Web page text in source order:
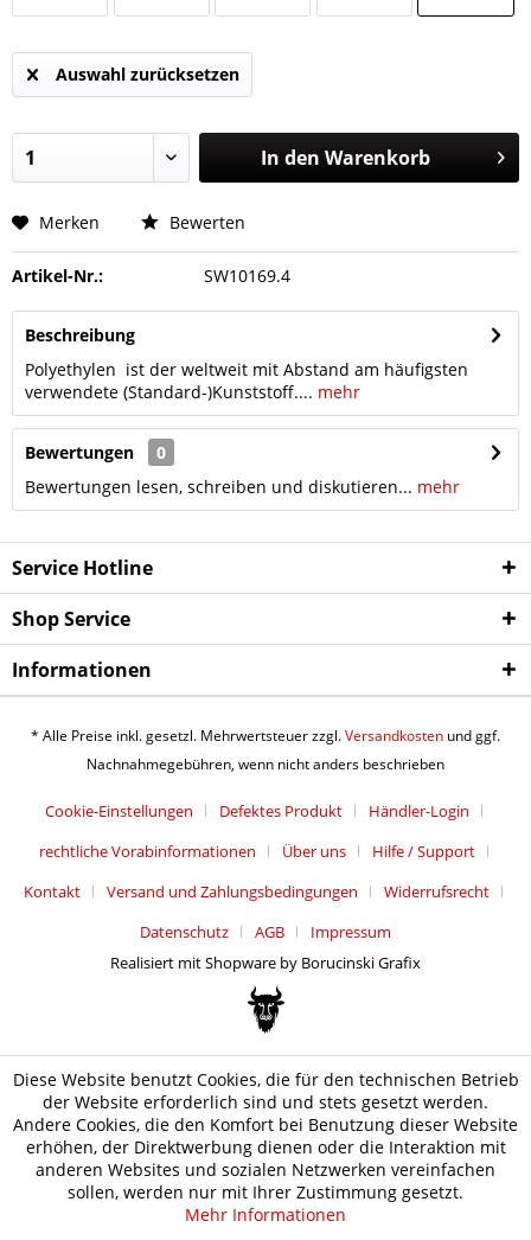
Auswahl zurücksetzen
In den Warenkorb
Merken Bewerten
Artikel-Nr.: SW10169.4
Beschreibung
Polyethylen ist der weltweit mit Abstand am häufigsten
verwendete (Standard-)Kunststoff.... mehr
Bewertungen
0
Bewertungen lesen, schreiben und diskutieren... mehr
Service Hotline
Shop Service
Informationen
* Alle Preise inkl. gesetzl. Mehrwertsteuer zzgl.Versandkosten und ggf.
Nachnahmegebühren, wenn nicht anders beschrieben
Cookie-Einstellungen Defektes Produkt
Händler-Login
rechtliche Vorabinformationen
Über uns
Hilfe / Support
Kontakt
Versand und Zahlungsbedingungen
Widerrufsrecht
Datenschutz
AGB
Impressum
Realisiert mit Shopware by Borucinski Grafix
Diese Website benutzt Cookies, die für den technischen Betrieb
der Website erforderlich sind und stets gesetzt werden.
Andere Cookies, die den Komfort bei Benutzung dieser Website
erhöhen, der Direktwerbung dienen oder die Interaktion mit
anderen Websites und sozialen Netzwerken vereinfachen
sollen, werden nur mit Ihrer Zustimmung gesetzt.
Mehr Informationen